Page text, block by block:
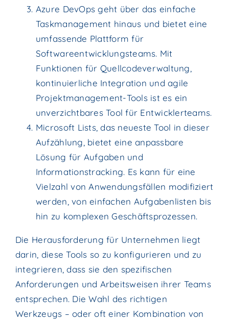
Azure DevOps geht über das einfache
Taskmanagement hinaus und bietet eine
umfassende Plattform für
Softwareentwicklungsteams. Mit
Funktionen für Quellcodeverwaltung,
kontinuierliche Integration und agile
Projektmanagement-Tools ist es ein
unverzichtbares Tool für Entwicklerteams.
Microsoft Lists, das neueste Tool in dieser
Aufzählung, bietet eine anpassbare
Lösung für Aufgaben und
Informationstracking. Es kann für eine
Vielzahl von Anwendungsfällen modifiziert
werden, von einfachen Aufgabenlisten bis
hin zu komplexen Geschäftsprozessen.
Die Herausforderung für Unternehmen liegt
darin, diese Tools so zu konfigurieren und zu
integrieren, dass sie den spezifischen
Anforderungen und Arbeitsweisen ihrer Teams
entsprechen. Die Wahl des richtigen
Werkzeugs – oder oft einer Kombination von